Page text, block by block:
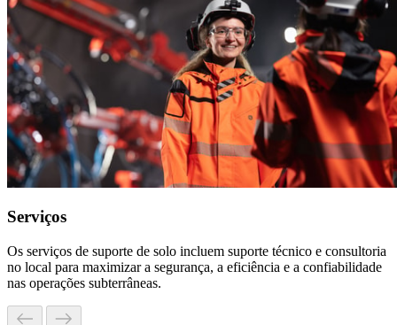
Serviços
Os serviços de suporte de solo incluem suporte técnico e consultoria
no local para maximizar a segurança, a eficiência e a confiabilidade
nas operações subterrâneas.